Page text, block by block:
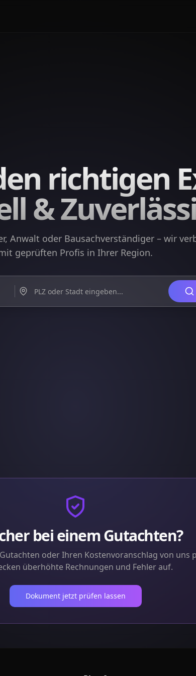
richtigen
&
Anwalt oder Bausachverständiger – wir
geprüften Profis in Ihrer Region.
bei einem Gutachten?
oder Ihren Kostenvoranschlag von uns
überhöhte Rechnungen und Fehler auf.
Dokument jetzt prüfen lassen